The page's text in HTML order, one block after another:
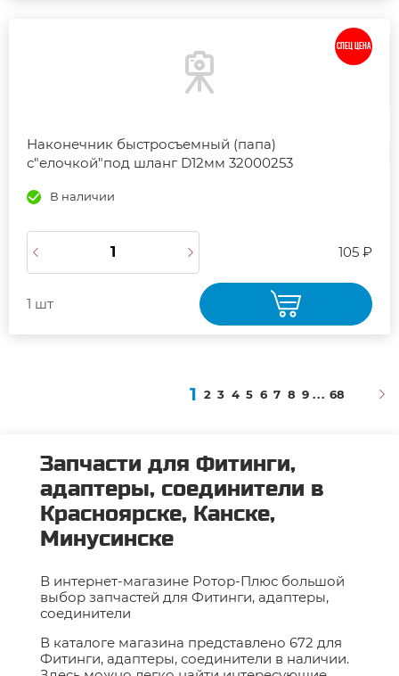
СПЕЦ ЦЕНА
Наконечник быстросъемный (папа)
с"елочкой"под шланг D12мм 32000253
В наличии
105 ₽
1 шт
1 2 3 4 5 6 7 8 9 ... 68
Запчасти для Фитинги,
адаптеры, соединители в
Красноярске, Канске,
Минусинске
В интернет-магазине Ротор-Плюс большой
выбор запчастей для Фитинги, адаптеры,
соединители
В каталоге магазина представлено 672 для
Фитинги, адаптеры, соединители в наличии.